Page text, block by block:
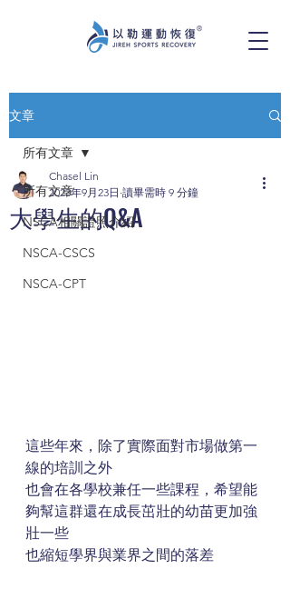
文章
所有文章
NSCA相關證照介紹
NSCA-CSCS
NSCA-CPT
所有文章
大學生的Q&A
Chasel Lin
2023年9月23日 讀畢需時 9 分鐘
這些年來，除了實際面對市場做第一
線的培訓之外
也會在各學校兼任一些課程，希望能
夠幫這群還在成長茁壯的幼苗更加強
壯一些
也縮短學界與業界之間的落差